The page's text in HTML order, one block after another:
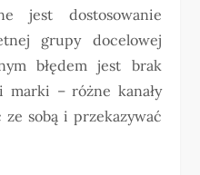
jest dostosowanie
grupy docelowej
błędem jest brak
marki – różne kanały
sobą i przekazywać